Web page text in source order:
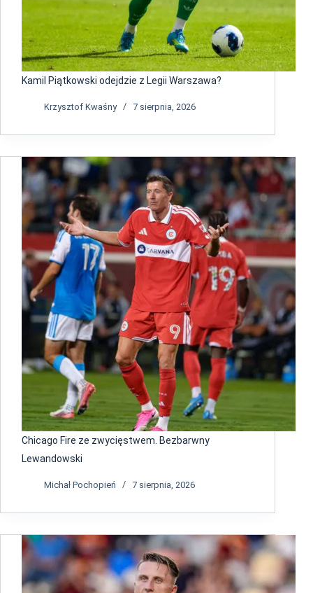
Kamil Piątkowski odejdzie z Legii Warszawa?
Krzysztof Kwaśny 7 sierpnia, 2026
Chicago Fire ze zwycięstwem. Bezbarwny
Lewandowski
Michał Pochopień 7 sierpnia, 2026